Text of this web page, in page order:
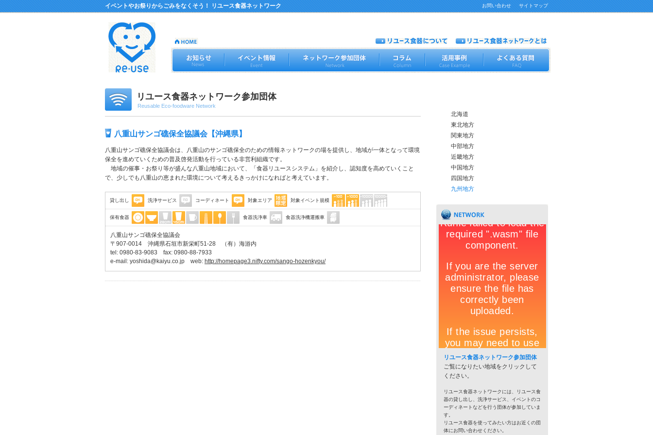
イベントやお祭りからごみをなくそう！ リユース食器ネットワーク サイトマップ
お問い合わせ
リユース食器ネットワーク参加団体
Reusable Eco-foodware Network
八重山サンゴ礁保全協議会【沖縄県】
八重山サンゴ礁保全協議会は、八重山のサンゴ礁保全のための情報ネットワークの場を提供し、地域が一体となって環境
保全を進めていくための普及啓発活動を行っている非営利組織です。
地域の催事・お祭り等が盛んな八重山地域において、「食器リユースシステム」を紹介し、認知度を高めていくこと
で、少しでも八重山の恵まれた環境について考えるきっかけになればと考えています。
貸し出し 洗浄サービス コーディネート 対象エリア 対象イベント規模
保有食器 食器洗浄車 食器洗浄機運搬車
八重山サンゴ礁保全協議会
〒907-0014 沖縄県石垣市新栄町51-28 （有）海游内
tel: 0980-83-9083 fax: 0980-88-7933
e-mail: yoshida@kaiyu.co.jp web: http://homepage3.nifty.com/sango-hozenkyou/
北海道
東北地方
関東地方
中部地方
近畿地方
中国地方
四国地方
九州地方
リユース食器ネットワーク参加団体
ご覧になりたい地域をクリックして
ください。
リユース食器ネットワークには、リユース食
器の貸し出し、洗浄サービス、イベントのコ
ーディネートなどを行う団体が参加していま
す。
リユース食器を使ってみたい方はお近くの団
体にお問い合わせください。